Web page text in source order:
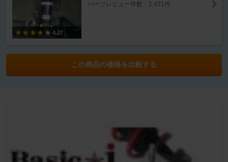
4.27
パーツレビュー件数：1,421件
この商品の価格を比較する